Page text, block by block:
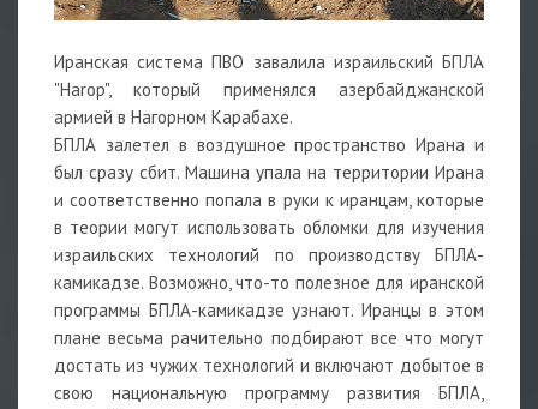
Иранская система ПВО завалила израильский БПЛА
"Harop", который применялся азербайджанской
армией в Нагорном Карабахе.
БПЛА залетел в воздушное пространство Ирана и
был сразу сбит. Машина упала на территории Ирана
и соответственно попала в руки к иранцам, которые
в теории могут использовать обломки для изучения
израильских технологий по производству БПЛА-
камикадзе. Возможно, что-то полезное для иранской
программы БПЛА-камикадзе узнают. Иранцы в этом
плане весьма рачительно подбирают все что могут
достать из чужих технологий и включают добытое в
свою национальную программу развития БПЛА,